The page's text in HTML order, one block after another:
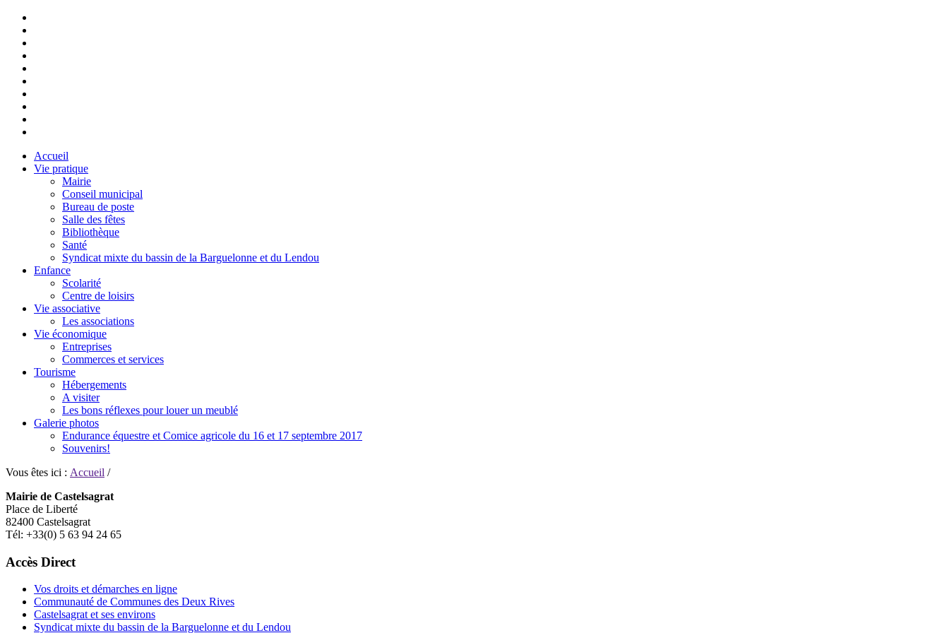
Accueil
Vie pratique
Mairie
Conseil municipal
Bureau de poste
Salle des fêtes
Bibliothèque
Santé
Syndicat mixte du bassin de la Barguelonne et du Lendou
Enfance
Scolarité
Centre de loisirs
Vie associative
Les associations
Vie économique
Entreprises
Commerces et services
Tourisme
Hébergements
A visiter
Les bons réflexes pour louer un meublé
Galerie photos
Endurance équestre et Comice agricole du 16 et 17 septembre 2017
Souvenirs!
Vous êtes ici : Accueil /
Mairie de Castelsagrat
Place de Liberté
82400 Castelsagrat
Tél: +33(0) 5 63 94 24 65
Accès Direct
Vos droits et démarches en ligne
Communauté de Communes des Deux Rives
Castelsagrat et ses environs
Syndicat mixte du bassin de la Barguelonne et du Lendou